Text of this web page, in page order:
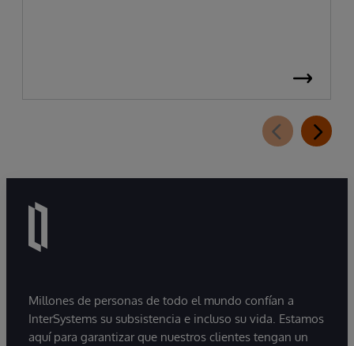
Millones de personas de todo el mundo confían a
InterSystems su subsistencia e incluso su vida. Estamos
aquí para garantizar que nuestros clientes tengan un